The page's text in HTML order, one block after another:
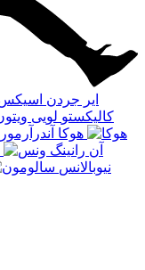
ایر جردن
کالیکستو
هوکا
آن رانینگ
نیوبالانس